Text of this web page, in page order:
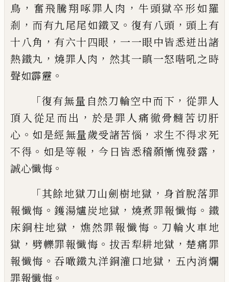
鳥 ， 奮飛騰翔啄罪人肉 ， 牛頭獄卒形如羅
剎 ， 而有九尾尾如鐵叉 。 復有八頭 ，頭上有
十八角 ， 有六十四眼 ， 一一眼中皆悉迸出諸
熱鐵丸 ， 燒罪人肉 ， 然其一瞋一怒喈吼之時
聲如霹靂 。
「復有無量自然刀輪空中而下 ， 從罪人
頂入從足而出 ， 於是罪人痛徹骨髓苦切肝
心 。 如是經無量歲受諸苦惱 ， 求生不得求死
不得 。 如是等報 ， 今日皆悉稽顙慚愧發露 ，
誠心懺悔 。
「其餘地獄刀山劍樹地獄 ， 身首脫落罪
報懺悔 。鑊湯爐炭地獄 ， 燒煮罪報懺悔 。 鐵
床銅柱地獄 ， 燋然罪報懺悔 。 刀輪火車地
獄 ， 劈轢罪報懺悔 。 拔舌犁耕地獄 ， 楚痛罪
報懺悔 。 吞噉鐵丸洋銅灌口地獄 ， 五內消爛
罪報懺悔 。